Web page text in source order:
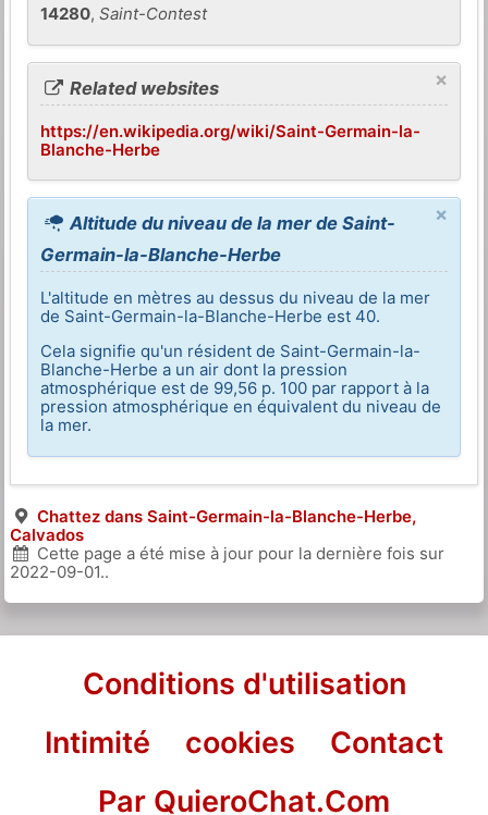
14280,Saint-Contest
×
Related websites
https://en.wikipedia.org/wiki/Saint-Germain-la-
Blanche-Herbe
×
Altitude du niveau de la mer de Saint-
Germain-la-Blanche-Herbe
L'altitude en mètres au dessus du niveau de la mer
de Saint-Germain-la-Blanche-Herbe est 40.
Cela signifie qu'un résident de Saint-Germain-la-
Blanche-Herbe a un air dont la pression
atmosphérique est de 99,56 p. 100 par rapport à la
pression atmosphérique en équivalent du niveau de
la mer.
Chattez dans Saint-Germain-la-Blanche-Herbe,
Calvados
Cette page a été mise à jour pour la dernière fois sur
2022-09-01..
Conditions d'utilisation
Intimité
cookies
Contact
Par QuieroChat.Com